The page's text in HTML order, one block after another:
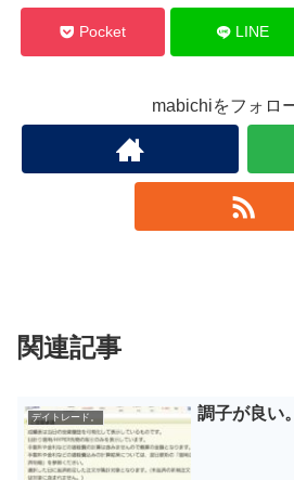
Pocket LINE
mabichiをフォロ
関連記事
デイトレード。 調子が良い。